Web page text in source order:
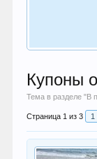
Купоны
Тема в разделе "В
Страница 1 из 3 1